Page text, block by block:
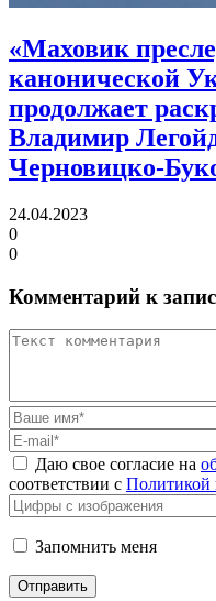
«Маховик
канонической
продолжает
Владимир
Черновицко-
24.04.2023
0
0
Комментарий к
Даю свое согласие на
соответствии с Политикой
Запомнить меня